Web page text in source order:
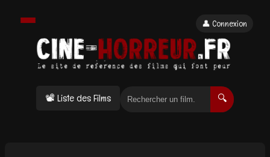
📽 Liste des Films 🔍
👤 Connexion